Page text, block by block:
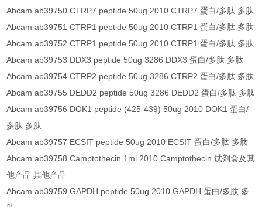
Abcam ab39750 CTRP7 peptide 50ug 2010 CTRP7 蛋白/多肽 多肽
Abcam ab39751 CTRP1 peptide 50ug 2010 CTRP1 蛋白/多肽 多肽
Abcam ab39752 CTRP1 peptide 50ug 2010 CTRP1 蛋白/多肽 多肽
Abcam ab39753 DDX3 peptide 50ug 3286 DDX3 蛋白/多肽 多肽
Abcam ab39754 CTRP2 peptide 50ug 3286 CTRP2 蛋白/多肽 多肽
Abcam ab39755 DEDD2 peptide 50ug 3286 DEDD2 蛋白/多肽 多肽
Abcam ab39756 DOK1 peptide (425-439) 50ug 2010 DOK1 蛋白/
多肽 多肽
Abcam ab39757 ECSIT peptide 50ug 2010 ECSIT 蛋白/多肽 多肽
Abcam ab39758 Camptothecin 1ml 2010 Camptothecin 试剂盒及其
他产品 其他产品
Abcam ab39759 GAPDH peptide 50ug 2010 GAPDH 蛋白/多肽 多